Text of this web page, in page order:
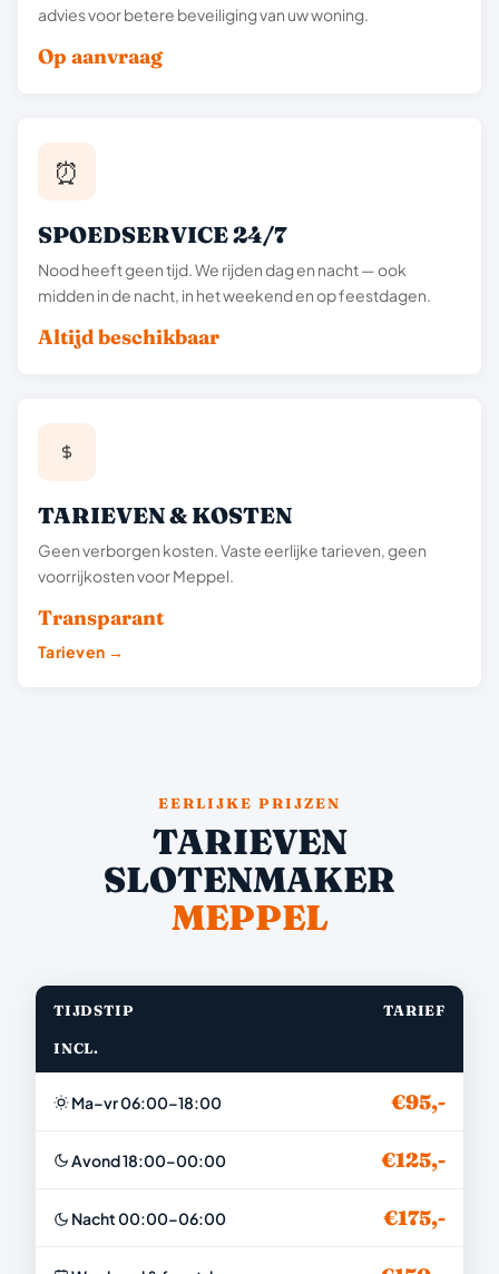
advies voor betere beveiliging van uw woning.
Op aanvraag
⏰
SPOEDSERVICE 24/7
Nood heeft geen tijd. We rijden dag en nacht — ook
midden in de nacht, in het weekend en op feestdagen.
Altijd beschikbaar
TARIEVEN & KOSTEN
Geen verborgen kosten. Vaste eerlijke tarieven, geen
voorrijkosten voor Meppel.
Transparant
Tarieven →
EERLIJKE PRIJZEN
TARIEVEN
SLOTENMAKER
MEPPEL
TIJDSTIP TARIEF
INCL.
Ma–vr 06:00–18:00 €95,-
Avond 18:00–00:00 €125,-
Nacht 00:00–06:00 €175,-